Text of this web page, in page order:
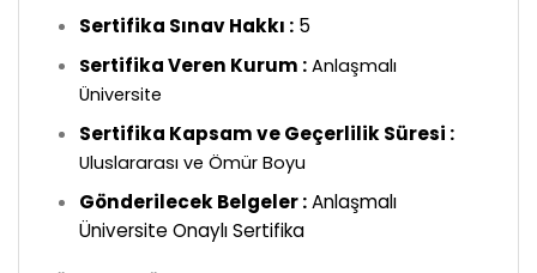
Sertifika Sınav Hakkı :5
Sertifika Veren Kurum :Anlaşmalı
Üniversite
Sertifika Kapsam ve Geçerlilik Süresi :
Uluslararası ve Ömür Boyu
Gönderilecek Belgeler :Anlaşmalı
Üniversite Onaylı Sertifika